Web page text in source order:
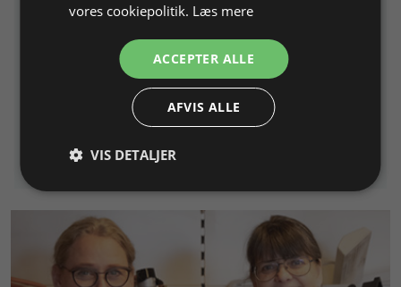
13x13 mm, skaft 280 mm
På lager Varenr. 213935
265,00 DKK
vores cookiepolitik. Læs mere
ACCEPTER ALLE
AFVIS ALLE
VIS DETALJER